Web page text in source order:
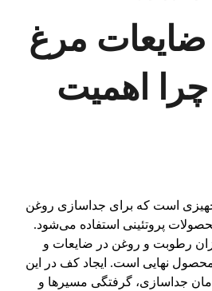
مرغ
اهمیت
است که برای جداسازی روغن
پروتئینی استفاده می‌شود.
رطوبت و روغن در ضایعات و
نهایی است. ایجاد کف در این
جداسازی، گرفتگی مسیرها و